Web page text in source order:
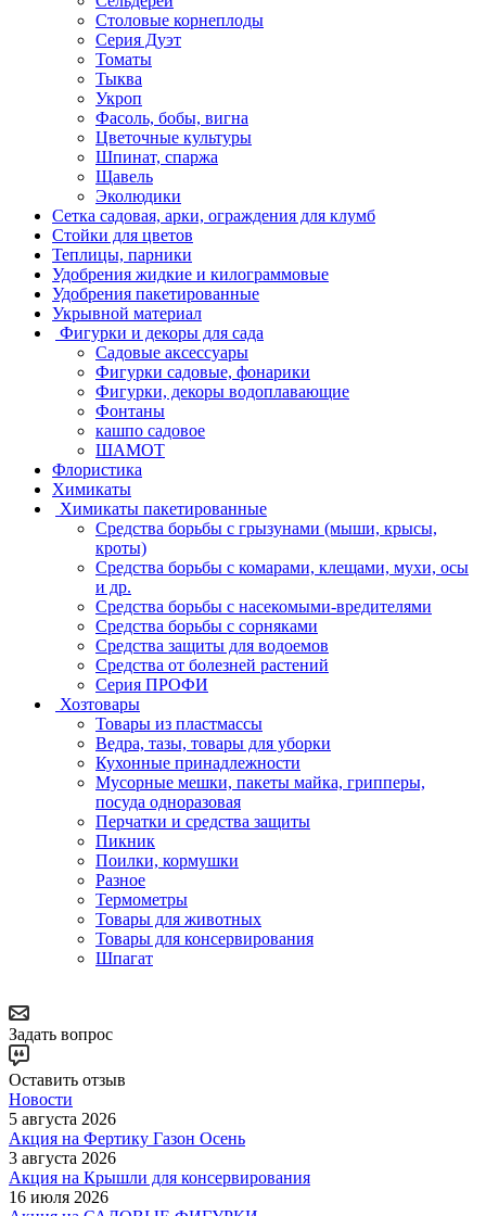
Столовые корнеплоды
Серия Дуэт
Томаты
Тыква
Укроп
Фасоль, бобы, вигна
Цветочные культуры
Шпинат, спаржа
Щавель
Эколюдики
Сетка садовая, арки, ограждения для клумб
Стойки для цветов
Теплицы, парники
Удобрения жидкие и килограммовые
Удобрения пакетированные
Укрывной материал
Фигурки и декоры для сада
Садовые аксессуары
Фигурки садовые, фонарики
Фигурки, декоры водоплавающие
Фонтаны
кашпо садовое
ШАМОТ
Флористика
Химикаты
Химикаты пакетированные
Средства борьбы с грызунами (мыши, крысы,
кроты)
Средства борьбы с комарами, клещами, мухи, осы
и др.
Средства борьбы с насекомыми-вредителями
Средства борьбы с сорняками
Средства защиты для водоемов
Средства от болезней растений
Серия ПРОФИ
Хозтовары
Товары из пластмассы
Ведра, тазы, товары для уборки
Кухонные принадлежности
Мусорные мешки, пакеты майка, грипперы,
посуда одноразовая
Перчатки и средства защиты
Пикник
Поилки, кормушки
Разное
Термометры
Товары для животных
Товары для консервирования
Шпагат
Задать вопрос
Оставить отзыв
Новости
5 августа 2026
Акция на Фертику Газон Осень
3 августа 2026
Акция на Крышли для консервирования
16 июля 2026